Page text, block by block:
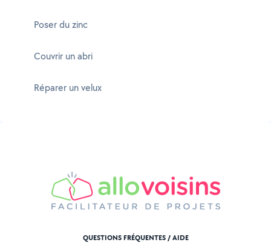
Poser du zinc
Couvrir un abri
Réparer un velux
QUESTIONS FRÉQUENTES / AIDE